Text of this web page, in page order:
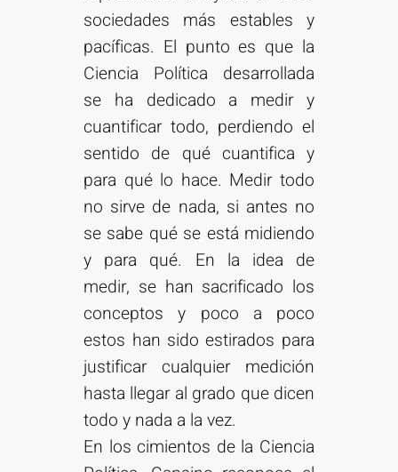
sociedades más estables y
pacíficas. El punto es que la
Ciencia Política desarrollada
se ha dedicado a medir y
cuantificar todo, perdiendo el
sentido de qué cuantifica y
para qué lo hace. Medir todo
no sirve de nada, si antes no
se sabe qué se está midiendo
y para qué. En la idea de
medir, se han sacrificado los
conceptos y poco a poco
estos han sido estirados para
justificar cualquier medición
hasta llegar al grado que dicen
todo y nada a la vez.
En los cimientos de la Ciencia